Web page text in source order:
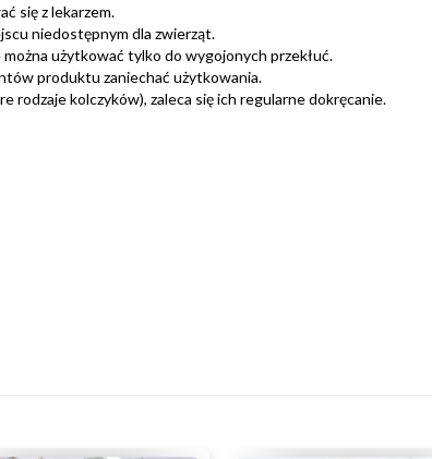
się z lekarzem.
niedostępnym dla zwierząt.
użytkować tylko do wygojonych przekłuć.
produktu zaniechać użytkowania.
kolczyków), zaleca się ich regularne dokręcanie.